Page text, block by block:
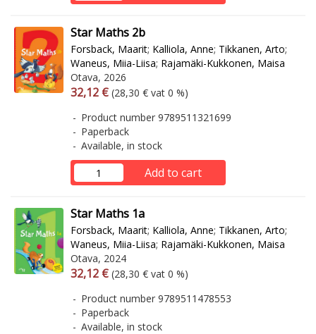
Star Maths 2b
Forsback, Maarit; Kalliola, Anne; Tikkanen, Arto;
Waneus, Miia-Liisa; Rajamäki-Kukkonen, Maisa
Otava, 2026
Arvonlisäverollinen hinta
32,12 € Excl. vat
(28,30 € vat 0 %)
Product number 9789511321699
Paperback
Available, in stock
Add to cart
Star Maths 1a
Forsback, Maarit; Kalliola, Anne; Tikkanen, Arto;
Waneus, Miia-Liisa; Rajamäki-Kukkonen, Maisa
Otava, 2024
Arvonlisäverollinen hinta
32,12 € Excl. vat
(28,30 € vat 0 %)
Product number 9789511478553
Paperback
Available, in stock